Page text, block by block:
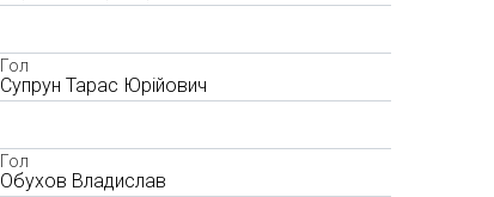
Гол
Супрун Тарас Юрійович
Гол
Обухов Владислав